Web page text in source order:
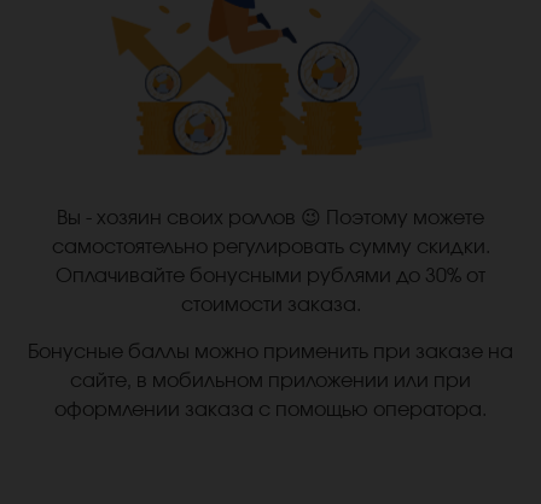
Вы - хозяин своих роллов 😉 Поэтому можете
самостоятельно регулировать сумму скидки.
Оплачивайте бонусными рублями до 30% от
стоимости заказа.
Бонусные баллы можно применить при заказе на
сайте, в мобильном приложении или при
оформлении заказа с помощью оператора.